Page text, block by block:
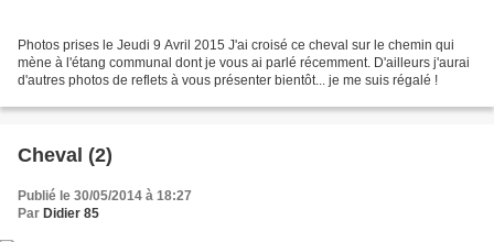
Photos prises le Jeudi 9 Avril 2015 J'ai croisé ce cheval sur le chemin qui
mène à l'étang communal dont je vous ai parlé récemment. D'ailleurs j'aurai
d'autres photos de reflets à vous présenter bientôt... je me suis régalé !
Cheval (2)
Publié le 30/05/2014 à 18:27
Par Didier 85